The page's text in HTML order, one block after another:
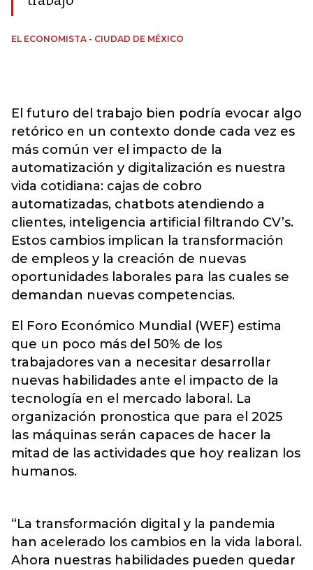
EL ECONOMISTA - CIUDAD DE MÉXICO
El futuro del trabajo bien podría evocar algo
retórico en un contexto donde cada vez es
más común ver el impacto de la
automatización y digitalización es nuestra
vida cotidiana: cajas de cobro
automatizadas, chatbots atendiendo a
clientes, inteligencia artificial filtrando CV’s.
Estos cambios implican la transformación
de empleos y la creación de nuevas
oportunidades laborales para las cuales se
demandan nuevas competencias.
El Foro Económico Mundial (WEF) estima
que un poco más del 50% de los
trabajadores van a necesitar desarrollar
nuevas habilidades ante el impacto de la
tecnología en el mercado laboral. La
organización pronostica que para el 2025
las máquinas serán capaces de hacer la
mitad de las actividades que hoy realizan los
humanos.
“La transformación digital y la pandemia
han acelerado los cambios en la vida laboral.
Ahora nuestras habilidades pueden quedar